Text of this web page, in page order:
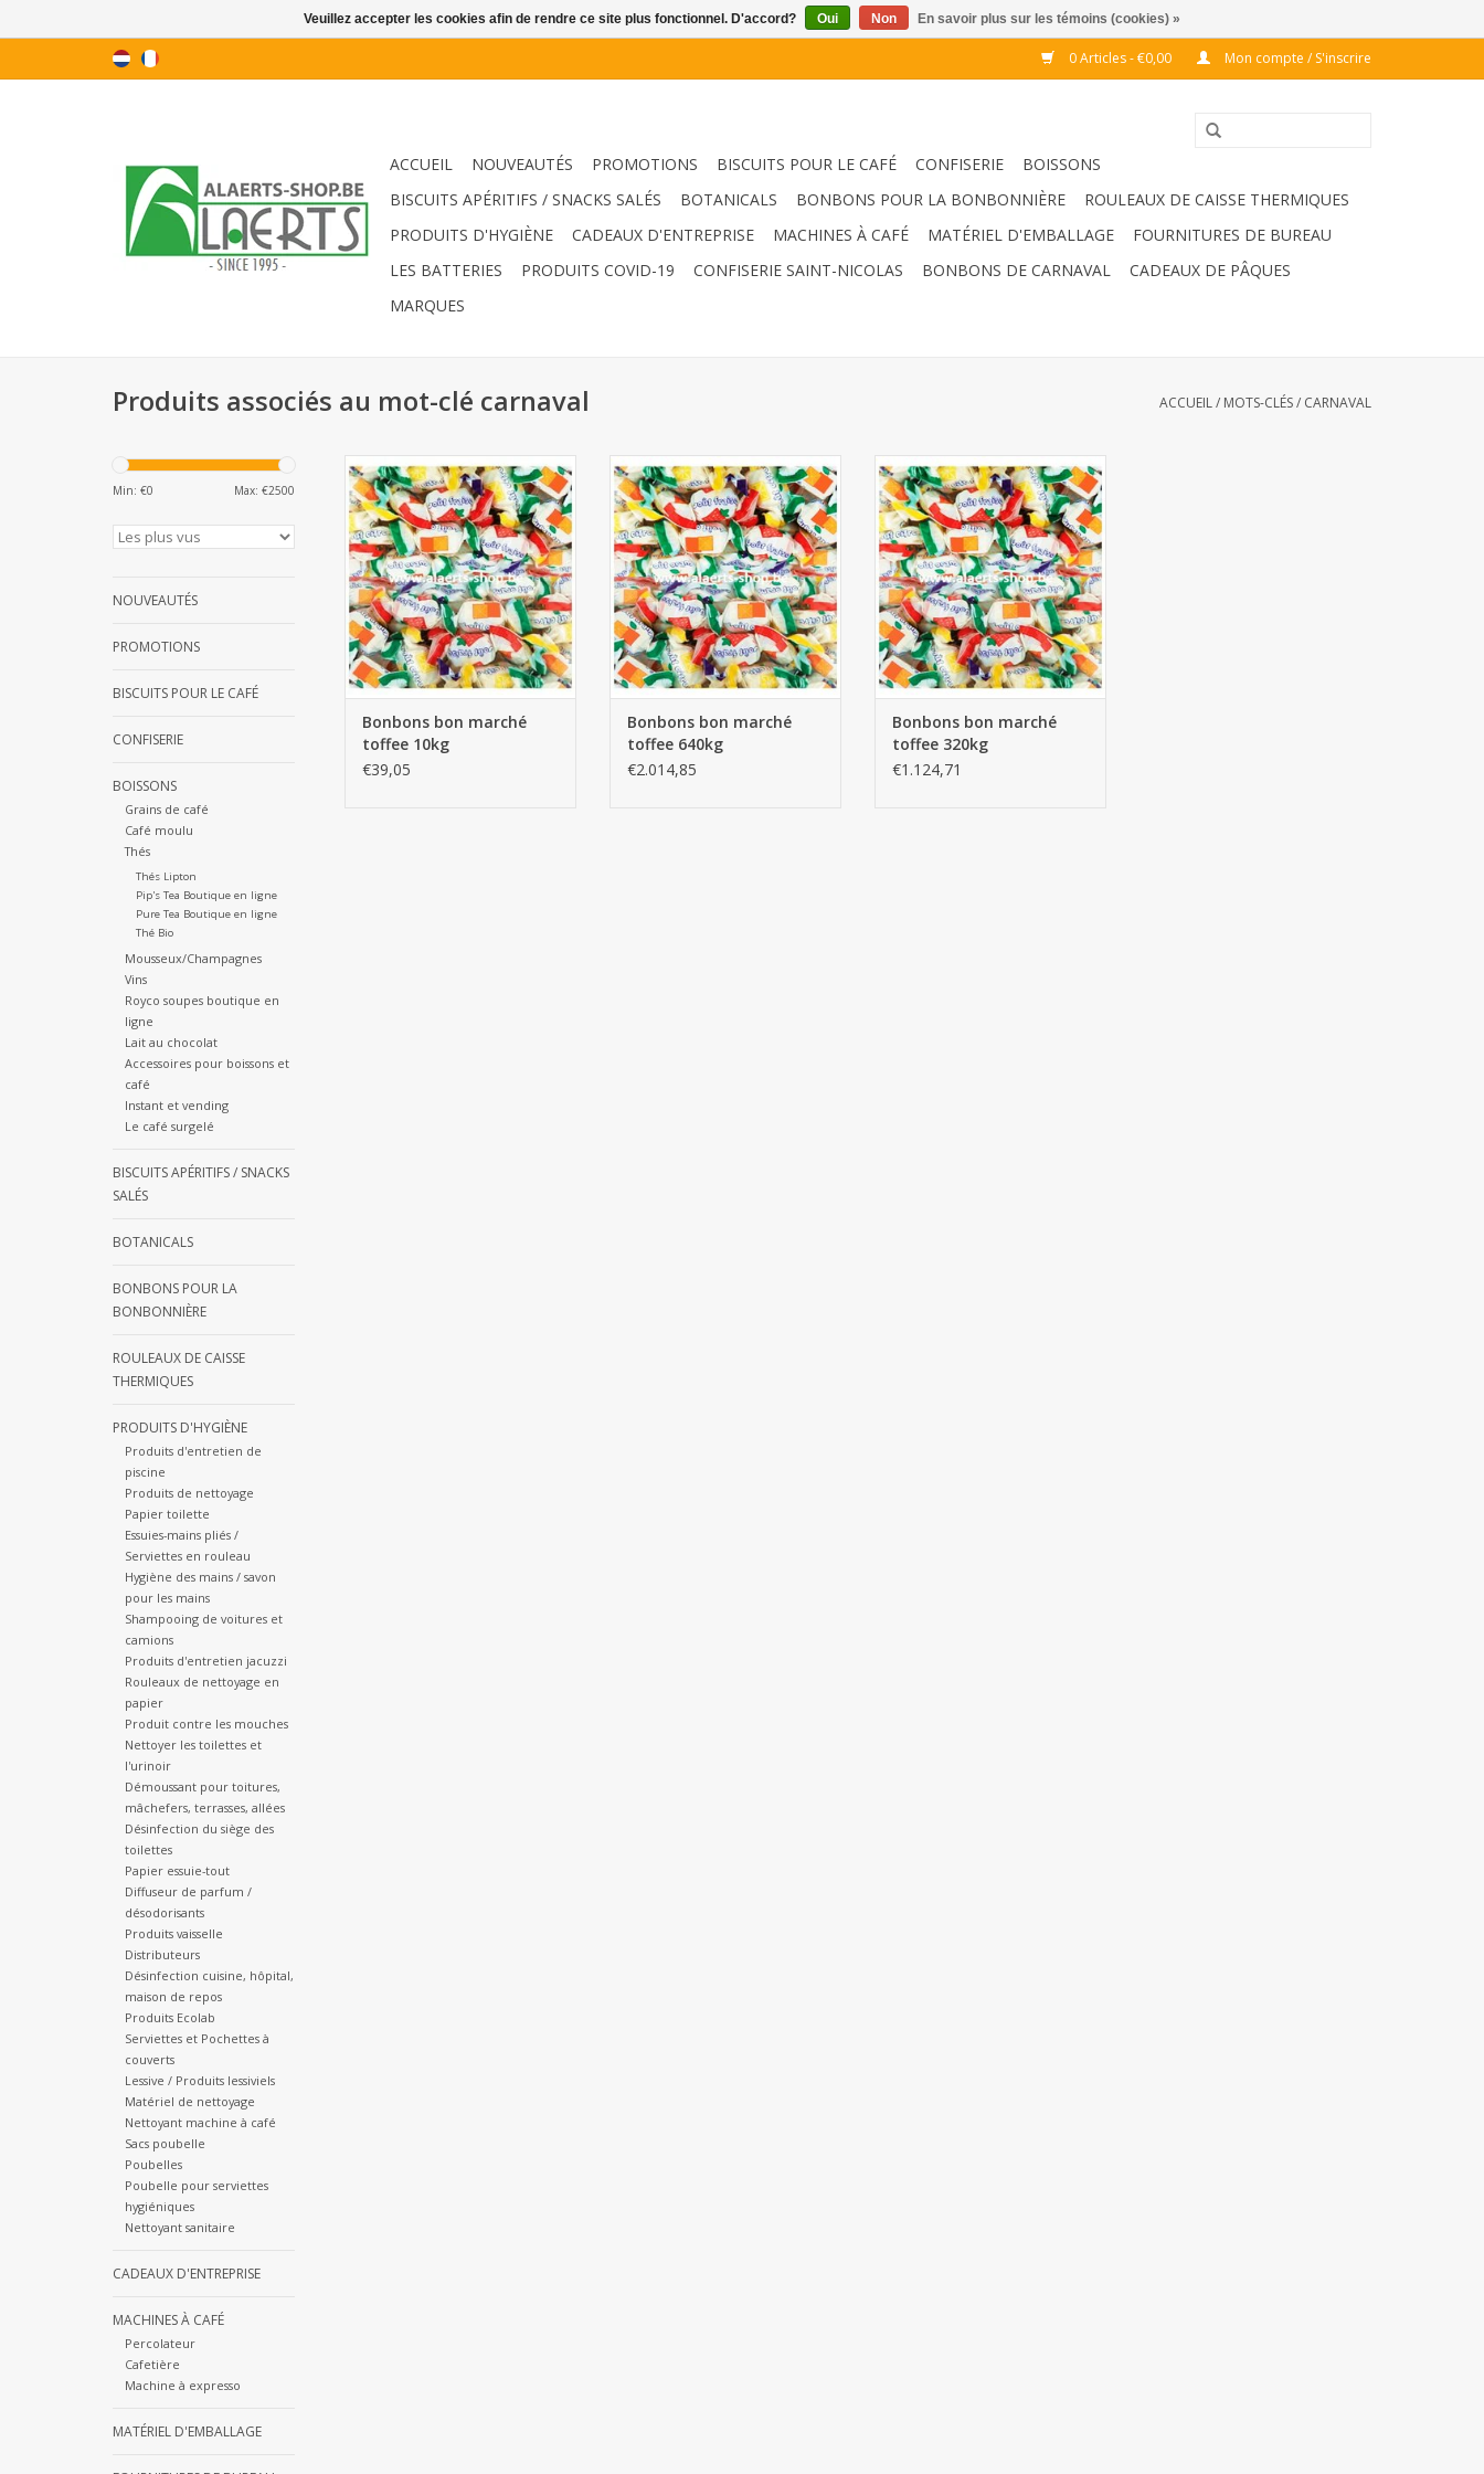
0 Articles - €0,00 Mon compte / S'inscrire
ACCUEIL NOUVEAUTÉS PROMOTIONS BISCUITS POUR LE CAFÉ CONFISERIE
BOISSONS
BISCUITS APÉRITIFS / SNACKS SALÉS
BOTANICALS BONBONS POUR LA BONBONNIÈRE
ROULEAUX DE CAISSE THERMIQUES
PRODUITS D'HYGIÈNE
CADEAUX D'ENTREPRISE MACHINES À CAFÉ MATÉRIEL D'EMBALLAGE
FOURNITURES DE BUREAU
LES BATTERIES
PRODUITS COVID-19 CONFISERIE SAINT-NICOLAS BONBONS DE CARNAVAL
CADEAUX DE PÂQUES
MARQUES
Produits associés au mot-clé carnaval ACCUEIL/ MOTS-CLÉS/ CARNAVAL
Min: €0 Max: €2500
NOUVEAUTÉS
PROMOTIONS
BISCUITS POUR LE CAFÉ
CONFISERIE
BOISSONS
Grains de café
Café moulu
Thés
Thés Lipton
Pip's Tea Boutique en ligne
Pure Tea Boutique en ligne
Thé Bio
Mousseux/Champagnes
Vins
Royco soupes boutique en
ligne
Lait au chocolat
Accessoires pour boissons et
café
Instant et vending
Le café surgelé
BISCUITS APÉRITIFS / SNACKS
SALÉS
BOTANICALS
BONBONS POUR LA
BONBONNIÈRE
ROULEAUX DE CAISSE
THERMIQUES
PRODUITS D'HYGIÈNE
Produits d'entretien de
piscine
Produits de nettoyage
Papier toilette
Essuies-mains pliés /
Serviettes en rouleau
Hygiène des mains / savon
pour les mains
Shampooing de voitures et
camions
Produits d'entretien jacuzzi
Rouleaux de nettoyage en
papier
Produit contre les mouches
Nettoyer les toilettes et
l'urinoir
Démoussant pour toitures,
mâchefers, terrasses, allées
Désinfection du siège des
toilettes
Papier essuie-tout
Diffuseur de parfum /
désodorisants
Produits vaisselle
Distributeurs
Désinfection cuisine, hôpital,
maison de repos
Produits Ecolab
Serviettes et Pochettes à
couverts
Lessive / Produits lessiviels
Matériel de nettoyage
Nettoyant machine à café
Sacs poubelle
Poubelles
Poubelle pour serviettes
hygiéniques
Nettoyant sanitaire
CADEAUX D'ENTREPRISE
MACHINES À CAFÉ
Percolateur
Cafetière
Machine à expresso
MATÉRIEL D'EMBALLAGE
Bonbons bon marché toffee
10kg
AJOUTER AU PANIER
Bonbons bon marché
toffee 10kg
€39,05
Bonbons bon marché toffee
640kg
AJOUTER AU PANIER
Bonbons bon marché
toffee 640kg
€2.014,85
Bonbons bon marché toffee
320kg
AJOUTER AU PANIER
Bonbons bon marché
toffee 320kg
€1.124,71
Veuillez accepter les cookies afin de rendre ce site plus fonctionnel. D'accord? Oui Non En savoir plus sur les témoins (cookies) »